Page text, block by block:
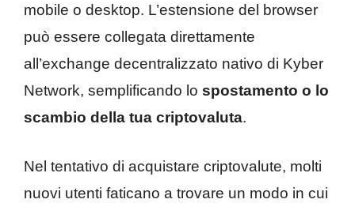
mobile o desktop. L’estensione del browser
può essere collegata direttamente
all’exchange decentralizzato nativo di Kyber
Network, semplificando lo spostamento o lo
scambio della tua criptovaluta.
Nel tentativo di acquistare criptovalute, molti
nuovi utenti faticano a trovare un modo in cui